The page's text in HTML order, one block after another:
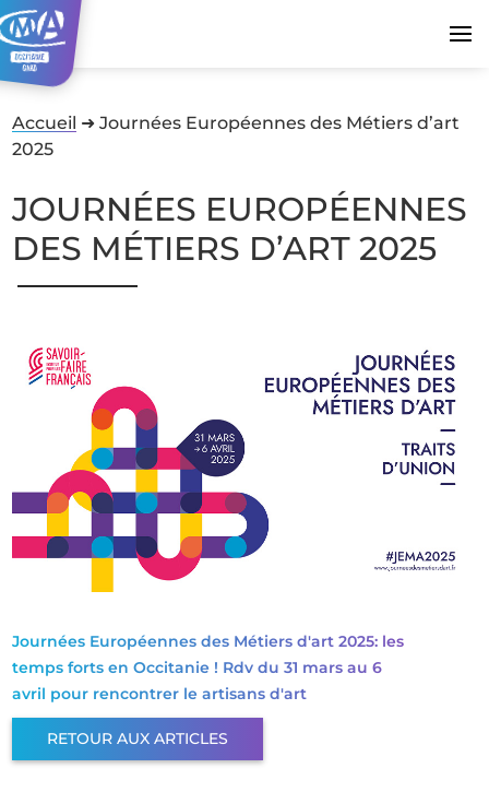
Accueil ➜Journées Européennes des Métiers d’art
2025
JOURNÉES EUROPÉENNES
DES MÉTIERS D’ART 2025
Journées Européennes des Métiers d'art 2025: les
temps forts en Occitanie ! Rdv du 31 mars au 6
avril pour rencontrer le artisans d'art
RETOUR AUX ARTICLES